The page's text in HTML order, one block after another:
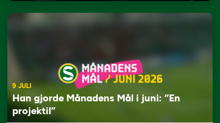
9 JULI
Han gjorde Månadens Mål i juni: ”En
projektil”